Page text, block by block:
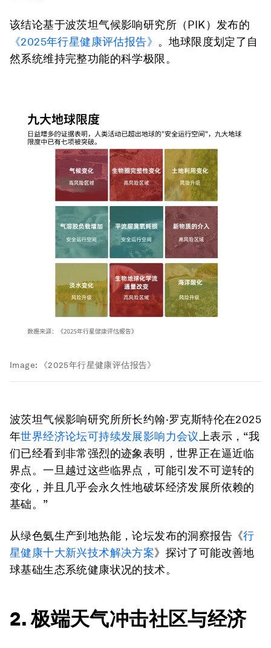
该结论基于波茨坦气候影响研究所（PIK）发布的
《2025年行星健康评估报告》 。地球限度划定了自
然系统维持完整功能的科学极限。
Image: 《2025年行星健康评估报告》
波茨坦气候影响研究所所长约翰·罗克斯特伦在2025
年世界经济论坛可持续发展影响力会议 上表示，“我
们已经看到非常强烈的迹象表明，世界正在逼近临
界点。一旦越过这些临界点，可能引发不可逆转的
变化，并且几乎会永久性地破坏经济发展所依赖的
基础。”
从绿色氨生产到地热能，论坛发布的洞察报告《行
星健康十大新兴技术解决方案》探讨了可能改善地
球基础生态系统健康状况的技术。
2. 极端天气冲击社区与经济